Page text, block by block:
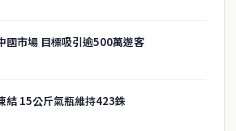
國市場 目標吸引逾500萬遊客
結 15公斤氣瓶維持423銖